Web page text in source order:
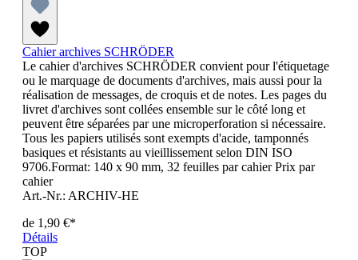
Cahier archives SCHRÖDER
Le cahier d'archives SCHRÖDER convient pour l'étiquetage
ou le marquage de documents d'archives, mais aussi pour la
réalisation de messages, de croquis et de notes. Les pages du
livret d'archives sont collées ensemble sur le côté long et
peuvent être séparées par une microperforation si nécessaire.
Tous les papiers utilisés sont exempts d'acide, tamponnés
basiques et résistants au vieillissement selon DIN ISO
9706.Format: 140 x 90 mm, 32 feuilles par cahier Prix par
cahier
Art.-Nr.: ARCHIV-HE
de 1,90 €*
Détails
TOP